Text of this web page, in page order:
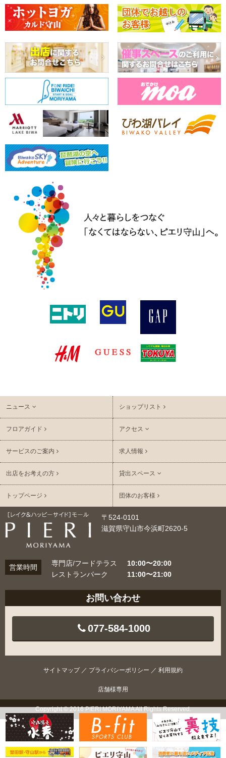
ニュース ショップリスト
フロアガイド アクセス
サービスのご案内 求人情報
出店をお考えの方 貸出スペース
トップページ 団体のお客様
〒524-0101
滋賀県守山市今浜町2620-5
営業時間 専門店/フードテラス
10:00〜20:00
レストランパーク
11:00〜21:00
お問い合わせ
077-584-1000
サイトマップ／ プライバシーポリシー ／ 利用規約
店舗様専用
Copyright © 2016 PIERI MORIYAMA All Rights Reserved.